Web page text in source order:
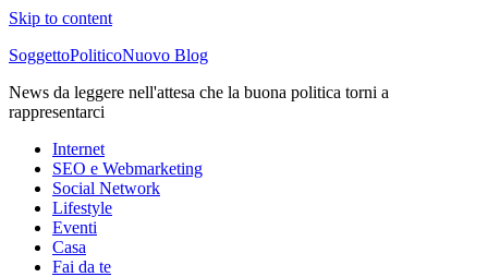
Skip to content
SoggettoPoliticoNuovo Blog
News da leggere nell'attesa che la buona politica torni a
rappresentarci
Internet
SEO e Webmarketing
Social Network
Lifestyle
Eventi
Casa
Fai da te